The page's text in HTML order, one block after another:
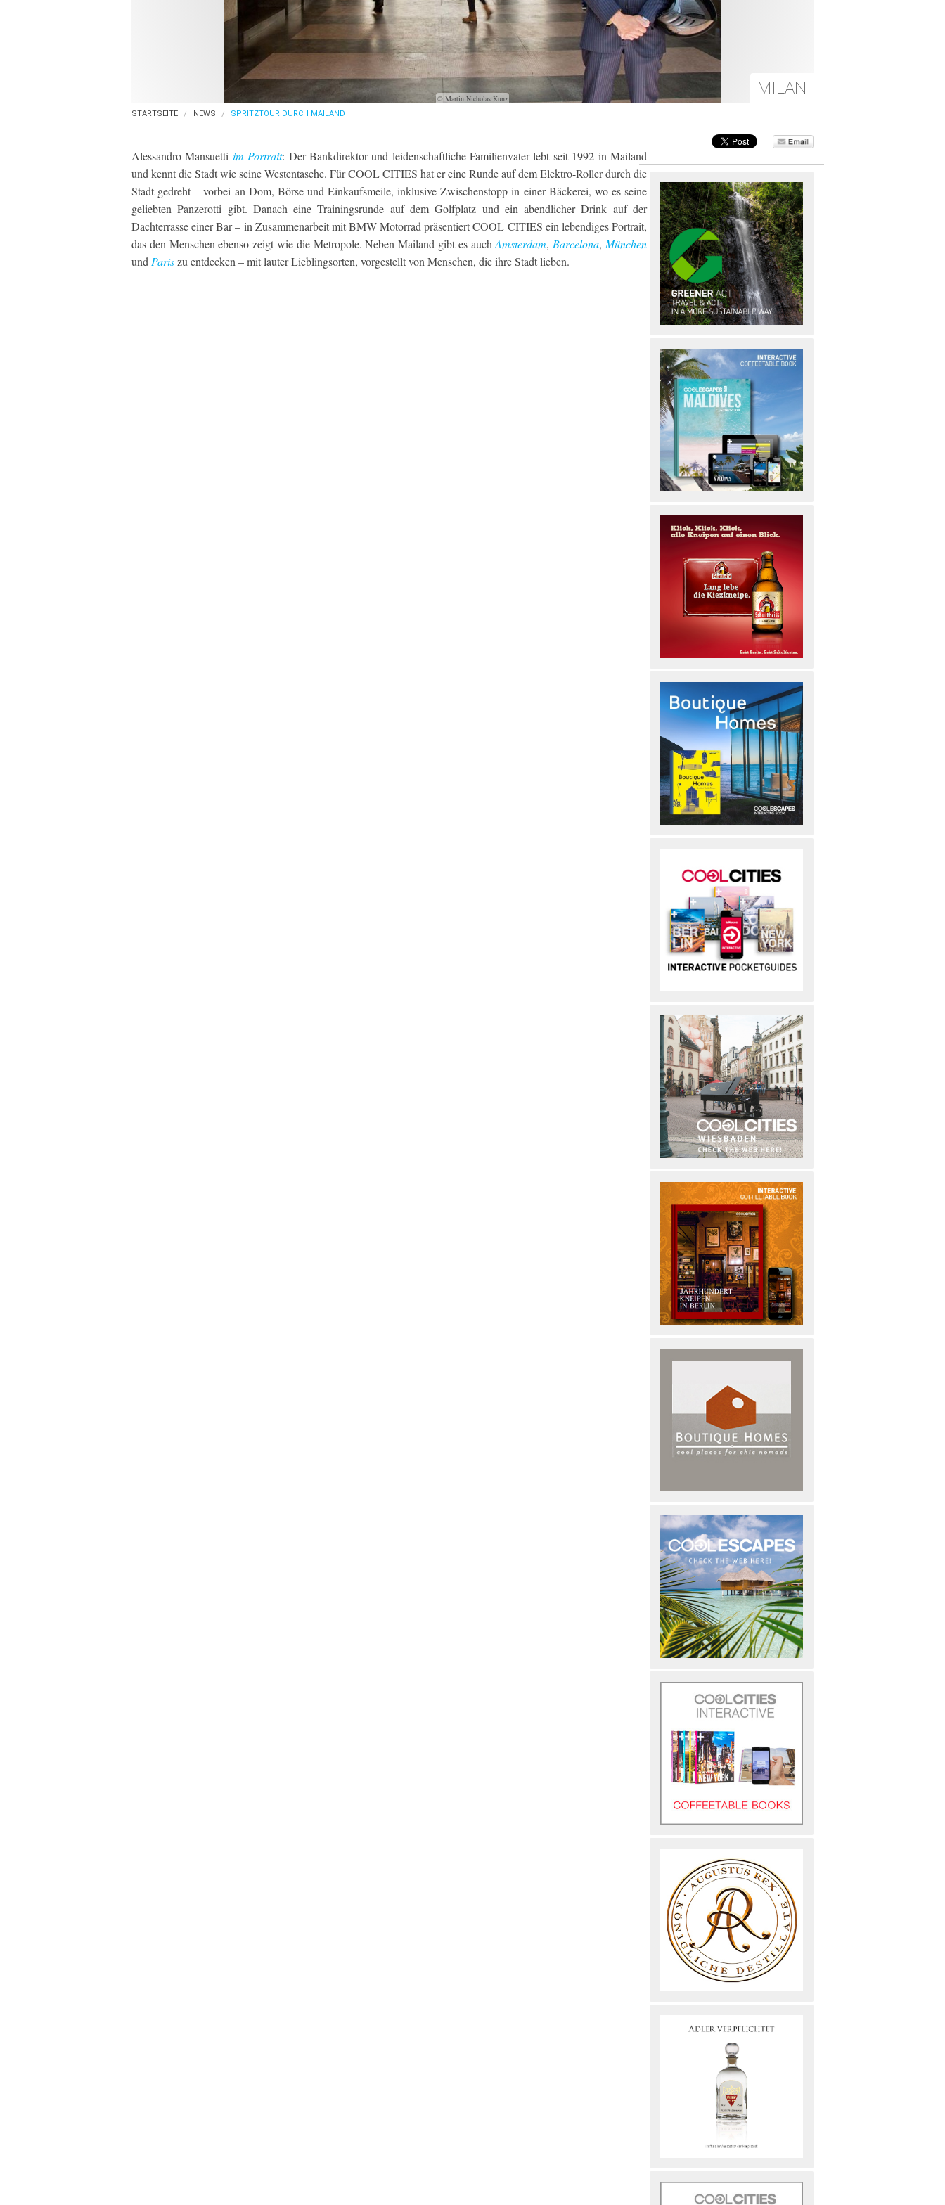
© Martin Nicholas Kunz
MILAN
STARTSEITE NEWS SPRITZTOUR DURCH MAILAND
Alessandro Mansuetti im Portrait: Der Bankdirektor und leidenschaftliche Familienvater lebt seit 1992 in Mailand
und kennt die Stadt wie seine Westentasche. Für COOL CITIES hat er eine Runde auf dem Elektro-Roller durch die
Stadt gedreht – vorbei an Dom, Börse und Einkaufsmeile, inklusive Zwischenstopp in einer Bäckerei, wo es seine
geliebten Panzerotti gibt. Danach eine Trainingsrunde auf dem Golfplatz und ein abendlicher Drink auf der
Dachterrasse einer Bar – in Zusammenarbeit mit BMW Motorrad präsentiert COOL CITIES ein lebendiges Portrait,
das den Menschen ebenso zeigt wie die Metropole. Neben Mailand gibt es auchAmsterdam, Barcelona, München
und Pariszu entdecken – mit lauter Lieblingsorten, vorgestellt von Menschen, die ihre Stadt lieben.